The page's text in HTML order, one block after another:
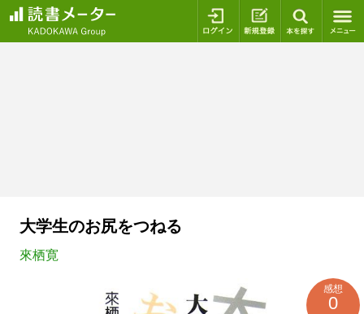
ログイン 新規登録
大学生のお尻をつねる
來栖寛
感想
0